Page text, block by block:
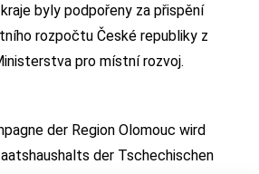
byly podpořeny za přispění
rozpočtu České republiky z
pro místní rozvoj.
der Region Olomouc wird
der Tschechischen